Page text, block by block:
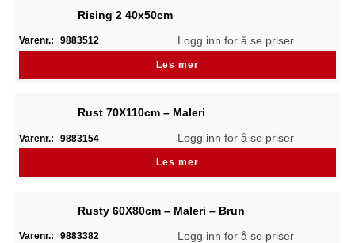
Rising 2 40x50cm
Varenr.: 9883512 Logg inn for å se priser
Les mer
Rust 70X110cm – Maleri
Varenr.: 9883154 Logg inn for å se priser
Les mer
Rusty 60X80cm – Maleri – Brun
Varenr.: 9883382 Logg inn for å se priser